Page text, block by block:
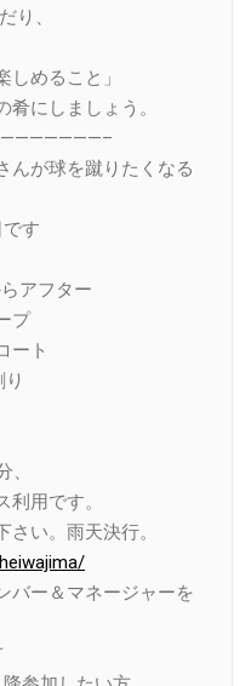
、
めること」
しましょう。
んが球を蹴りたくなる
す
ター
プ
ト
り
前
です。
。雨天決行。
バー＆マネージャーを